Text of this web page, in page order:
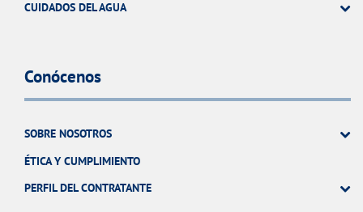
CUIDADOS DEL AGUA
Conócenos
SOBRE NOSOTROS
ÉTICA Y CUMPLIMIENTO
PERFIL DEL CONTRATANTE